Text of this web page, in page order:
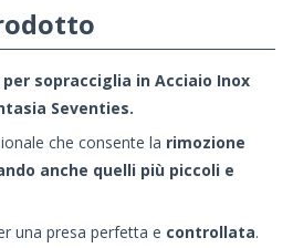
sopracciglia in Acciaio Inox
Seventies.
che consente la rimozione
anche quelli più piccoli e
una presa perfetta e controllata.